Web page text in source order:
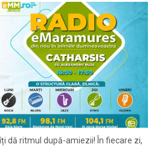
dă ritmul după-amiezii! În fiecare zi,